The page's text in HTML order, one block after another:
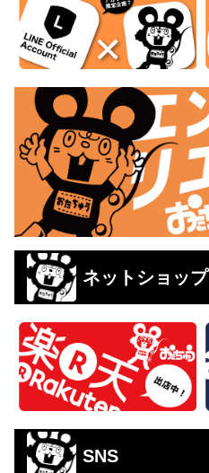
ネットショップ
SNS